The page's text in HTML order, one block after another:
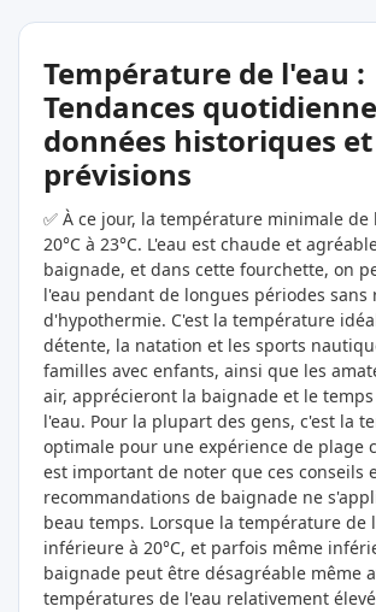
Température de l'eau :
Tendances
données historiques et
prévisions
✅ À ce jour, la température minimale de
20°C à 23°C. L'eau est chaude et
baignade, et dans cette fourchette, on
l'eau pendant de longues périodes sans
d'hypothermie. C'est la température
détente, la natation et les sports
familles avec enfants, ainsi que les
air, apprécieront la baignade et le temps
l'eau. Pour la plupart des gens, c'est la
optimale pour une expérience de plage
est important de noter que ces conseils
recommandations de baignade ne
beau temps. Lorsque la température de
inférieure à 20°C, et parfois même
baignade peut être désagréable même
températures de l'eau relativement